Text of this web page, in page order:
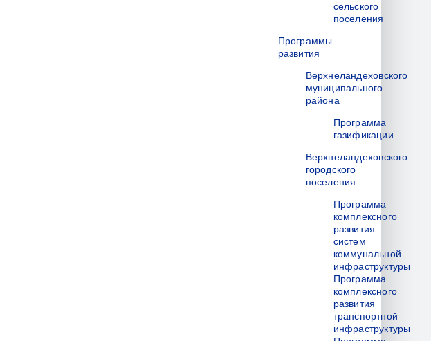
сельского
поселения
Программы
развития
Верхнеландеховского
муниципального
района
Программа
газификации
Верхнеландеховского
городского
поселения
Программа
комплексного
развития
систем
коммунальной
инфраструктуры
Программа
комплексного
развития
транспортной
инфраструктуры